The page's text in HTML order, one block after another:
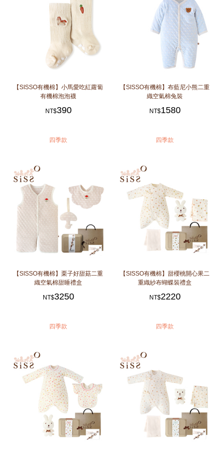
【SISSO有機棉】小馬愛吃紅蘿蔔
有機棉泡泡襪
NT$390
四季款
【SISSO有機棉】布藍尼小熊二重
織空氣棉兔裝
NT$1580
四季款
【SISSO有機棉】栗子好甜菇二重
織空氣棉甜睡禮盒
NT$3250
四季款
【SISSO有機棉】甜櫻桃開心果二
重織紗布蝴蝶裝禮盒
NT$2220
四季款